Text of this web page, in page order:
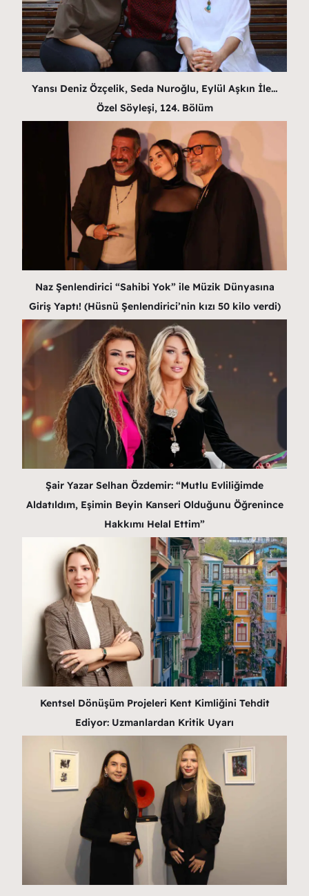
Yansı Deniz Özçelik, Seda Nuroğlu, Eylül Aşkın İle…
Özel Söyleşi, 124. Bölüm
Naz Şenlendirici “Sahibi Yok” ile Müzik Dünyasına
Giriş Yaptı! (Hüsnü Şenlendirici’nin kızı 50 kilo verdi)
Şair Yazar Selhan Özdemir: “Mutlu Evliliğimde
Aldatıldım, Eşimin Beyin Kanseri Olduğunu Öğrenince
Hakkımı Helal Ettim”
Kentsel Dönüşüm Projeleri Kent Kimliğini Tehdit
Ediyor: Uzmanlardan Kritik Uyarı